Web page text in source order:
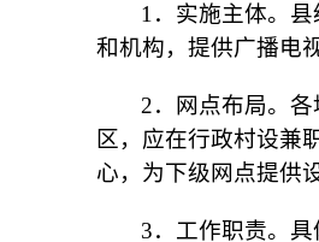
1．实施主体。
和机构，提供广播电
2．网点布局。
区，应在行政村设兼
心，为下级网点提供
3．工作职责。